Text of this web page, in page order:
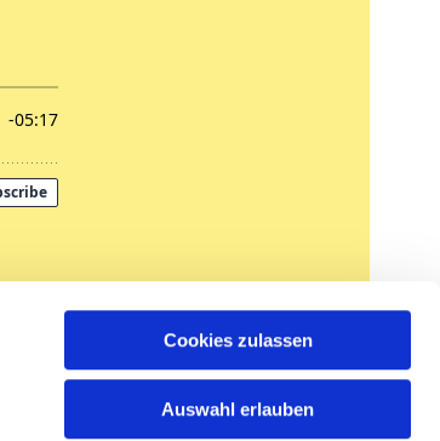
Cookies zulassen
Auswahl erlauben